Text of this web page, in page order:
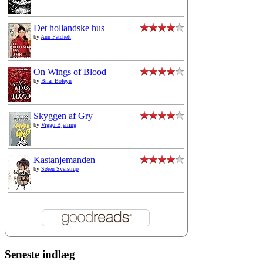
Det hollandske hus
byAnn Patchett
On Wings of Blood
by Briar Boleyn
Skyggen af Gry
by Viggo Bjerring
Kastanjemanden
by Søren Sveistrup
Seneste indlæg